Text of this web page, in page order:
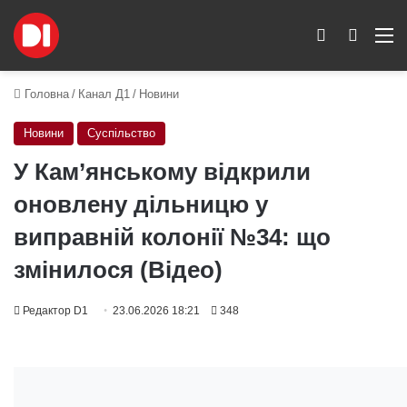
Пошук
Switch skin
Головна / Канал Д1 / Новини
Новини Суспільство
У Кам’янському відкрили
оновлену дільницю у
виправній колонії №34: що
змінилося (Відео)
Редактор D1 23.06.2026 18:21 348